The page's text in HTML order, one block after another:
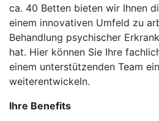
ca. 40 Betten bieten wir Ihnen
einem innovativen Umfeld zu
Behandlung psychischer
hat. Hier können Sie Ihre
einem unterstützenden Team
weiterentwickeln.
Ihre Benefits